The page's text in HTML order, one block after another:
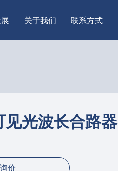
关于我们 联系方式
见光波长合路器
价